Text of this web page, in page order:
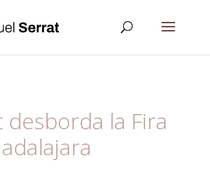
desborda la Fira